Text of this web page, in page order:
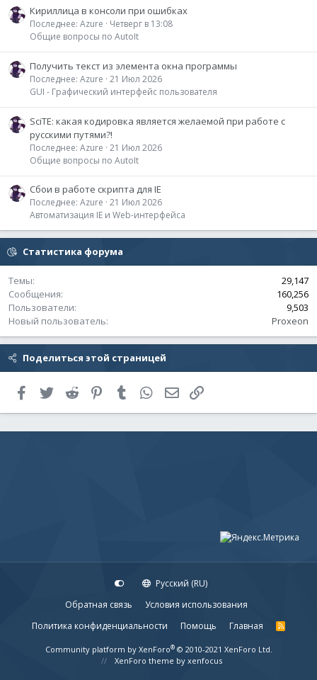
Кириллица в консоли при ошибках
Последнее: Azure
Четверг в 13:08
Общие вопросы по AutoIt
Получить текст из элемента окна программы
Последнее: Azure 21 Июл 2026
GUI - Графический интерфейс пользователя
SciTE: какая кодировка является желаемой при работе с
русскими путями?!
Последнее: Azure 21 Июл 2026
Общие вопросы по AutoIt
Сбои в работе скрипта для IE
Последнее: Azure 21 Июл 2026
Автоматизация IE и Web-интерфейса
Статистика форума
Темы
29,147
Сообщения
160,256
Пользователи
9,503
Новый пользователь
Proxeon
Поделиться этой страницей
Facebook
Twitter Reddit PinterestTumblr WhatsAppЭлектронная почта
Русский (RU)
Обратная связь
Условия использования
Политика конфиденциальности
Помощь Главная
R
S
Community platform by XenForo® © 2010-2021 XenForo Ltd.
XenForo theme by xenfocus